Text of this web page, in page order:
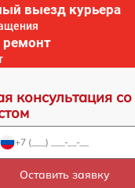
выезд курьера
консультация со
Оставить заявку